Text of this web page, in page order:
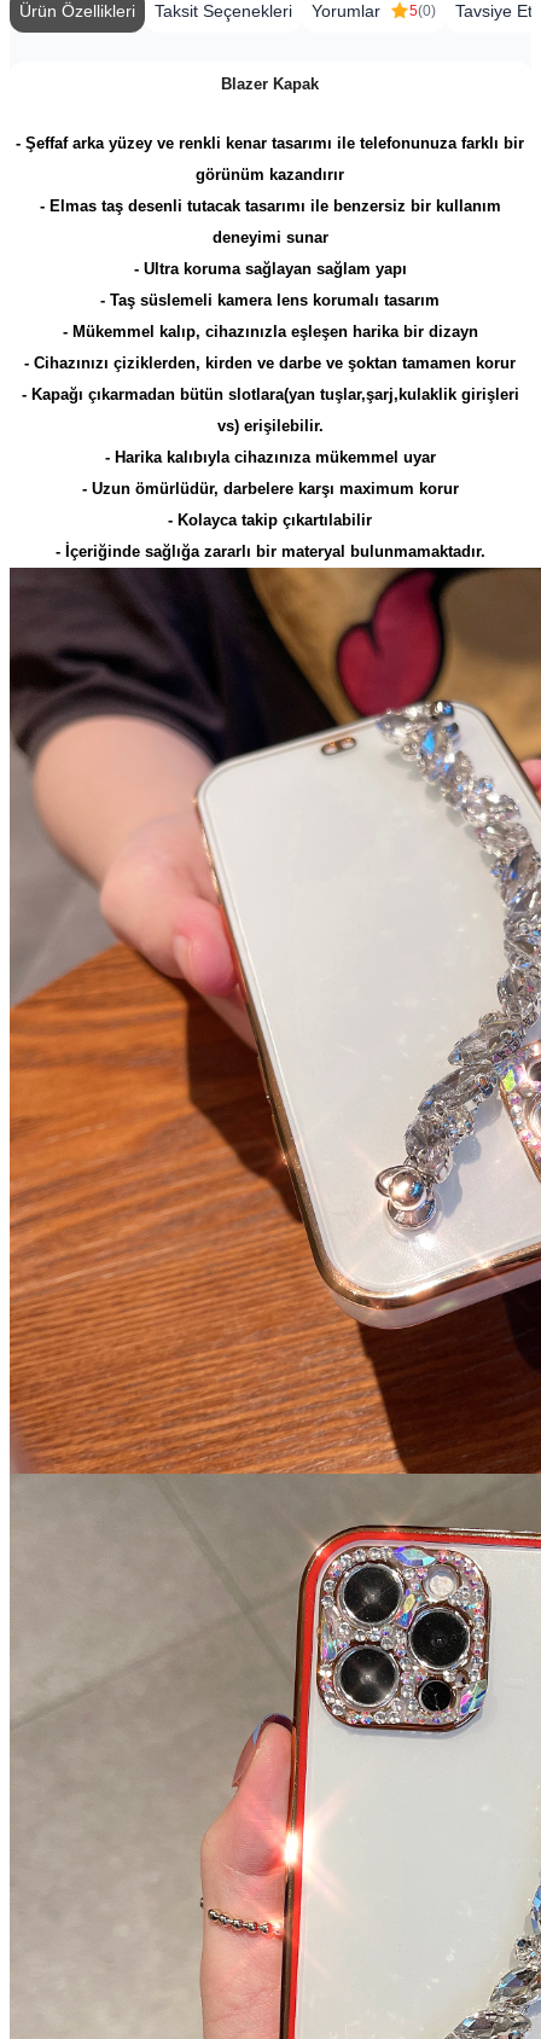
Ürün Özellikleri Taksit Seçenekleri Yorumlar 5(0) Tavsiye Et
Blazer Kapak
- Şeffaf arka yüzey ve renkli kenar tasarımı ile telefonunuza farklı bir
görünüm kazandırır
- Elmas taş desenli tutacak tasarımı ile benzersiz bir kullanım
deneyimi sunar
- Ultra koruma sağlayan sağlam yapı
- Taş süslemeli kamera lens korumalı tasarım
- Mükemmel kalıp, cihazınızla eşleşen harika bir dizayn
- Cihazınızı çiziklerden, kirden ve darbe ve şoktan tamamen korur
- Kapağı çıkarmadan bütün slotlara(yan tuşlar,şarj,kulaklik girişleri
vs) erişilebilir.
- Harika kalıbıyla cihazınıza mükemmel uyar
- Uzun ömürlüdür, darbelere karşı maximum korur
- Kolayca takip çıkartılabilir
- İçeriğinde sağlığa zararlı bir materyal bulunmamaktadır.